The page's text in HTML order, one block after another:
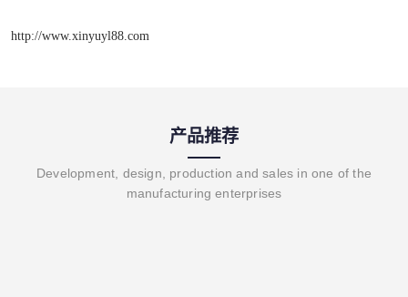
http://www.xinyuyl88.com
产品推荐
Development, design, production and sales in one of the
manufacturing enterprises